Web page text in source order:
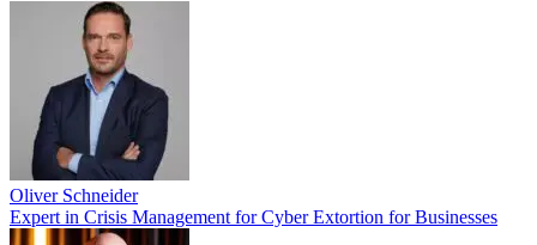
Oliver Schneider
Expert in Crisis Management for Cyber Extortion for Businesses